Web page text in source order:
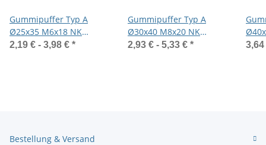
Gummipuffer Typ A
Ø25x35 M6x18 NK
75°Shore Stahl verzinkt
2,19 € - 3,98 € *
Gummipuffer Typ A
Ø30x40 M8x20 NK
75°Shore Stahl verzinkt
2,93 € - 5,33 € *
Bestellung & Versand